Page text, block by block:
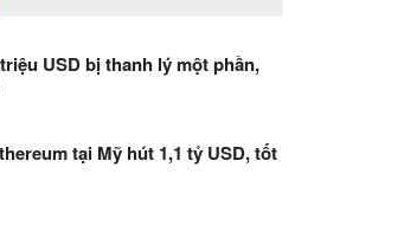
USD bị thanh lý một phần,
tại Mỹ hút 1,1 tỷ USD, tốt